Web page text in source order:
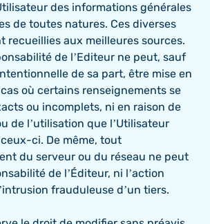
des informations générales
de toutes natures. Ces diverses
recueillies aux meilleures sources.
de l’Editeur ne peut, sauf
de sa part, être mise en
où certains renseignements se
ou incomplets, ni en raison de
de l’utilisation que l’Utilisateur
ci. De même, tout
du serveur ou du réseau ne peut
de l’Éditeur, ni l’action
frauduleuse d’un tiers.